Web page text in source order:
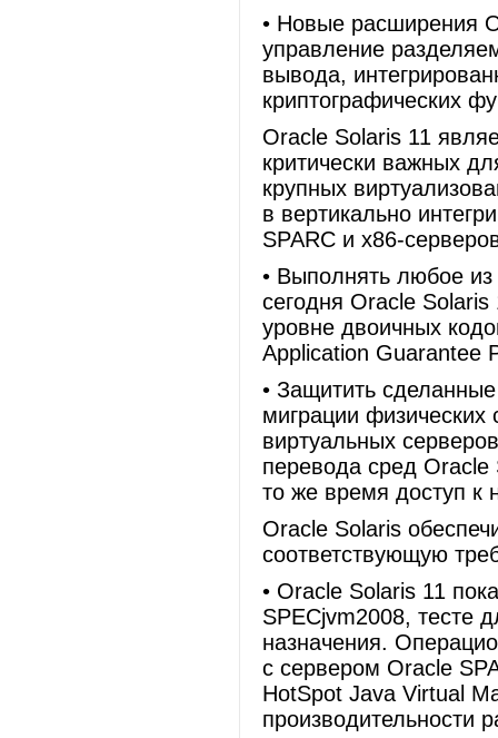
• Новые расширения
управление
вывода,
криптографических
Oracle Solaris 11
критически важных
крупных
в вертикально
SPARC и x86-
• Выполнять любое
сегодня Oracle
уровне двоичных
Application Guarantee
• Защитить
миграции
виртуальных
перевода сред Oracle
то же время доступ
Oracle Solaris
соответствующую
• Oracle Solaris 11
SPECjvm2008, тесте
назначения.
с сервером Oracle
HotSpot Java Virtual
производительности